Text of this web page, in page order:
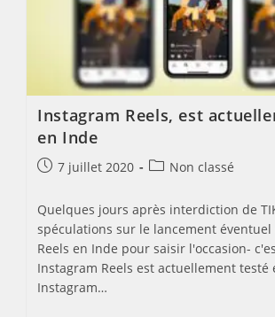
Instagram Reels, est
en Inde
Post7 juillet 2020
PostNon classé
Quelques jours après interdiction de
spéculations sur le lancement
Reels en Inde pour saisir l'occasion-
Instagram Reels est actuellement testé
Instagram…